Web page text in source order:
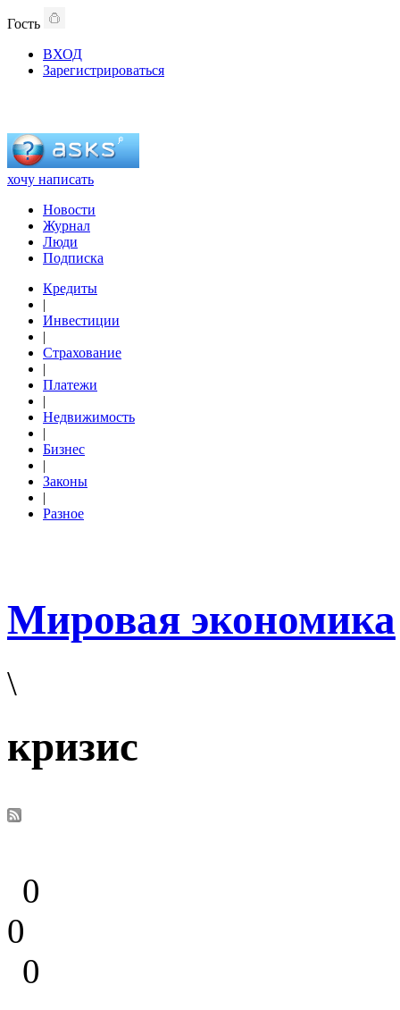
Гость
ВХОД
Зарегистрироваться
хочу написать
Новости
Журнал
Люди
Подписка
Кредиты
|
Инвестиции
|
Страхование
|
Платежи
|
Недвижимость
|
Бизнес
|
Законы
|
Разное
Мировая экономика
\
кризис
0
0
0